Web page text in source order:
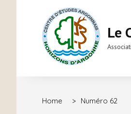
Le
Home > Numéro 62